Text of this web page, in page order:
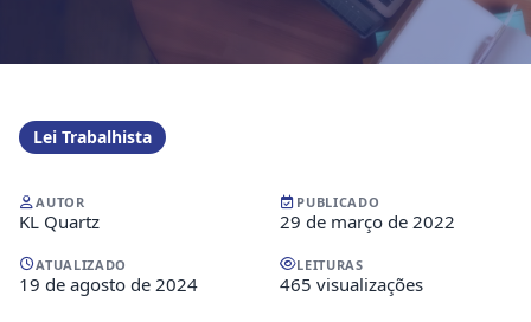
Lei Trabalhista
AUTOR
KL Quartz
PUBLICADO
29 de março de 2022
ATUALIZADO
19 de agosto de 2024
LEITURAS
465 visualizações